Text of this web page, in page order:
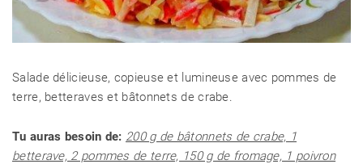
Salade délicieuse, copieuse et lumineuse avec pommes de
terre, betteraves et bâtonnets de crabe.
Tu auras besoin de: 200 g de bâtonnets de crabe, 1
betterave, 2 pommes de terre, 150 g de fromage, 1 poivron